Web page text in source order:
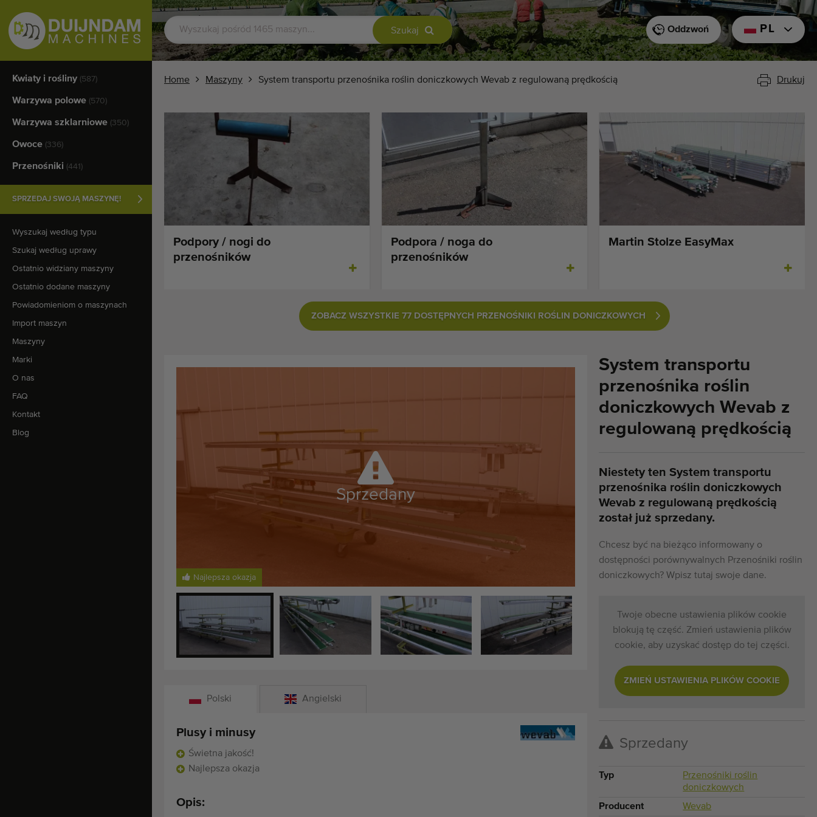
Kwiaty i rośliny (587)
Warzywa polowe (570)
Warzywa szklarniowe (350)
Owoce (336)
Przenośniki (441)
SPRZEDAJ SWOJĄ MASZYNĘ!
Wyszukaj według typu
Szukaj według uprawy
Ostatnio widziany maszyny
Ostatnio dodane maszyny
Powiadomieniom o maszynach
Import maszyn
Maszyny
Marki
O nas
FAQ
Kontakt
Blog
Szukaj PL
Oddzwoń
Home Maszyny System transportu przenośnika roślin doniczkowych Wevab z regulowaną prędkością Drukuj
Podpory / nogi do
przenośników
Podpora / noga do
przenośników
Martin Stolze EasyMax
ZOBACZ WSZYSTKIE 77 DOSTĘPNYCH PRZENOŚNIKI ROŚLIN DONICZKOWYCH
Najlepsza okazja
Sprzedany
Polski Angielski
Plusy i minusy
Świetna jakość!
Najlepsza okazja
Opis:
System transportu
przenośnika roślin
doniczkowych Wevab z
regulowaną prędkością
Niestety ten System transportu
przenośnika roślin doniczkowych
Wevab z regulowaną prędkością
został już sprzedany.
Chcesz być na bieżąco informowany o
dostępności porównywalnych Przenośniki roślin
doniczkowych? Wpisz tutaj swoje dane.
Twoje obecne ustawienia plików cookie
blokują tę część. Zmień ustawienia plików
cookie, aby uzyskać dostęp do tej części.
ZMIEŃ USTAWIENIA PLIKÓW COOKIE
Sprzedany
Typ
Przenośniki roślin
doniczkowych
Producent
Wevab